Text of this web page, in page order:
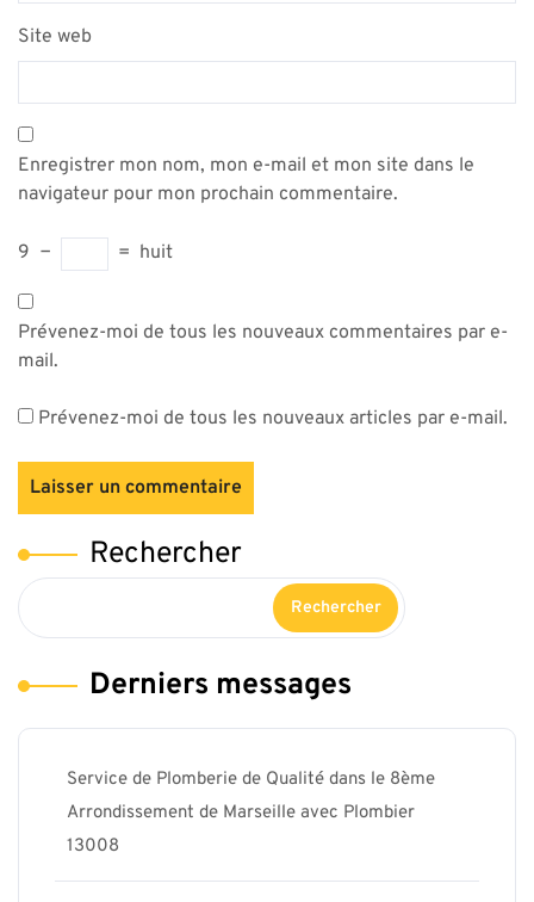
Site web
Enregistrer mon nom, mon e-mail et mon site dans le
navigateur pour mon prochain commentaire.
9 − = huit
Prévenez-moi de tous les nouveaux commentaires par e-
mail.
Prévenez-moi de tous les nouveaux articles par e-mail.
Rechercher
Rechercher
Derniers messages
Service de Plomberie de Qualité dans le 8ème
Arrondissement de Marseille avec Plombier
13008